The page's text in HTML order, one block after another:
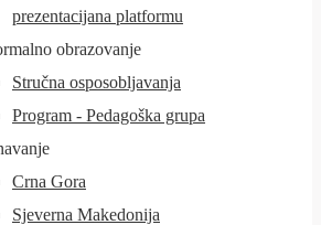
prezentacijana platformu
obrazovanje
Stručna osposobljavanja
Program - Pedagoška grupa
Crna Gora
Sjeverna Makedonija